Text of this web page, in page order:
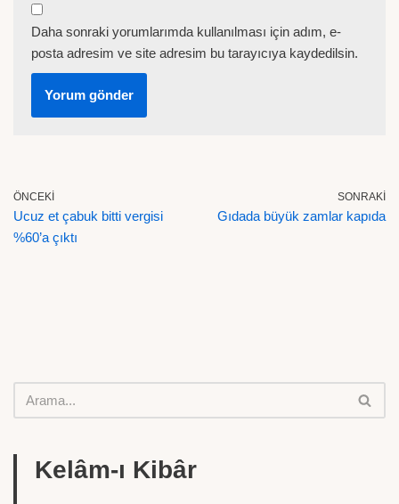
Daha sonraki yorumlarımda kullanılması için adım, e-
posta adresim ve site adresim bu tarayıcıya kaydedilsin.
ÖNCEKI
Ucuz et çabuk bitti vergisi
%60’a çıktı
SONRAKI
Gıdada büyük zamlar kapıda
Kelâm-ı Kibâr